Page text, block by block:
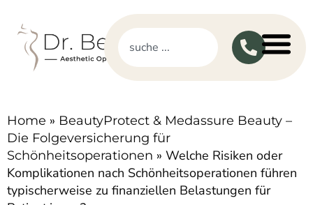
Home » BeautyProtect & Medassure Beauty –
Die Folgeversicherung für
Schönheitsoperationen » Welche Risiken oder
Komplikationen nach Schönheitsoperationen führen
typischerweise zu finanziellen Belastungen für